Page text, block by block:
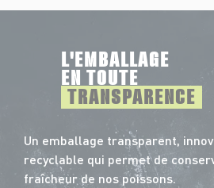
L'EMBALLAGE
EN TOUTE
TRANSPARENCE
Un emballage transparent,
recyclable qui permet de
fraîcheur de nos poissons.